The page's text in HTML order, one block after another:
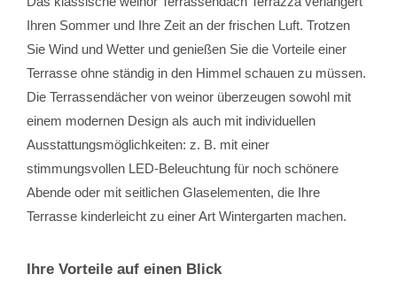
Ihren Sommer und Ihre Zeit an der frischen Luft. Trotzen
Sie Wind und Wetter und genießen Sie die Vorteile einer
Terrasse ohne ständig in den Himmel schauen zu müssen.
Die Terrassendächer von weinor überzeugen sowohl mit
einem modernen Design als auch mit individuellen
Ausstattungsmöglichkeiten: z. B. mit einer
stimmungsvollen LED-Beleuchtung für noch schönere
Abende oder mit seitlichen Glaselementen, die Ihre
Terrasse kinderleicht zu einer Art Wintergarten machen.
Ihre Vorteile auf einen Blick